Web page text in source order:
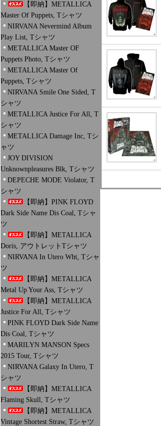
【即納】METALLICA
Master Of Puppets, Tシャツ
NIRVANA Nevermind Album
Play List, Tシャツ
METALLICA Master OF
Puppets Photo, Tシャツ
METALLICA Master Of
Puppets, Tシャツ
NIRVANA Smile One Sided, T
シャツ
METALLICA Justice For All, T
シャツ
METALLICA Damage Inc, Tシ
ャツ
JOY DIVISION
Unknownpleasures Blk, Tシャツ
DEPECHE MODE Violator, T
シャツ
【即納】PINK FLOYD
Dark Side Name Dis Coal, Tシャ
ツ
【即納】METALLICA
Doris, アウトレットTシャツ
NIRVANA In Utero Wht, Tシャ
ツ
【即納】METALLICA
Metal Up Your Ass, Tシャツ
【即納】METALLICA
Justice For All, Tシャツ
PINK FLOYD Dark Side Name
Dis Coal, Tシャツ
MARILYN MANSON Specs
2015 Tour, Tシャツ
NIRVANA Galaxy In Utero, T
シャツ
【即納】METALLICA
Flaming Skull, Tシャツ
【即納】METALLICA
Vintage Shortest Straw, Tシャツ